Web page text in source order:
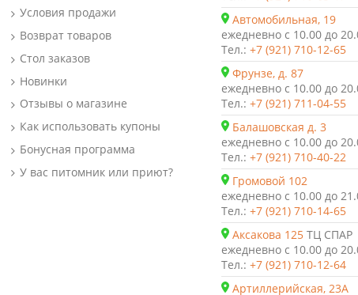
Условия продажи
Возврат товаров
Стол заказов
Новинки
Отзывы о магазине
Как использовать купоны
Бонусная программа
У вас питомник или приют?
Автомобильная, 19
ежедневно с 10.00 до
Тел.: +7 (921) 710-12-65
Фрунзе, д. 87
ежедневно с 10.00 до
Тел.: +7 (921) 711-04-55
Балашовская д. 3
ежедневно с 10.00 до
Тел.: +7 (921) 710-40-22
Громовой 102
ежедневно с 10.00 до
Тел.: +7 (921) 710-14-65
Аксакова 125 ТЦ СПАР
ежедневно с 10.00 до
Тел.: +7 (921) 710-12-64
Артиллерийская, 23А